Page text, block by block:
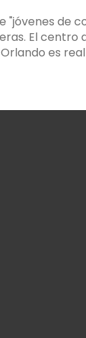
"jóvenes de
El